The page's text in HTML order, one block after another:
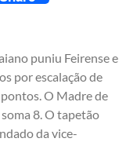
puniu Feirense e
por escalação de
O Madre de
8. O tapetão
da vice-